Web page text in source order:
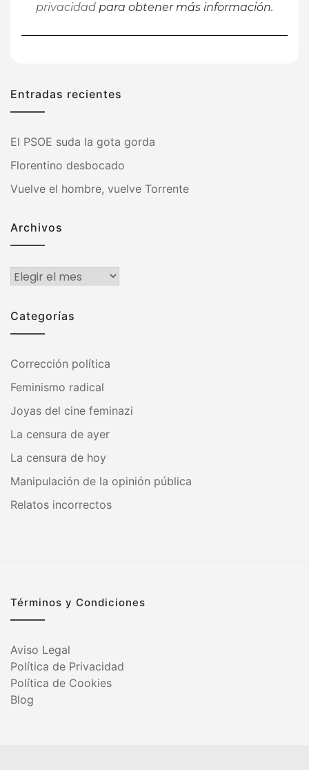
privacidad para obtener más información.
Entradas recientes
El PSOE suda la gota gorda
Florentino desbocado
Vuelve el hombre, vuelve Torrente
Archivos
Archivos
Categorías
Corrección política
Feminismo radical
Joyas del cine feminazi
La censura de ayer
La censura de hoy
Manipulación de la opinión pública
Relatos incorrectos
Términos y Condiciones
Aviso Legal
Política de Privacidad
Política de Cookies
Blog